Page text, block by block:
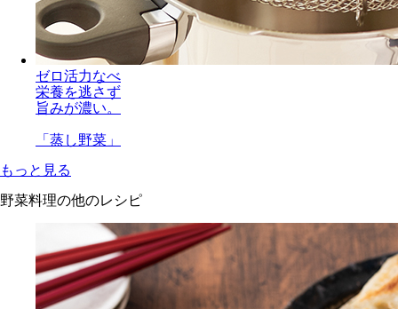
ゼロ活力なべ
栄養を逃さず
旨みが濃い。
「蒸し野菜」
もっと見る
野菜料理の他のレシピ